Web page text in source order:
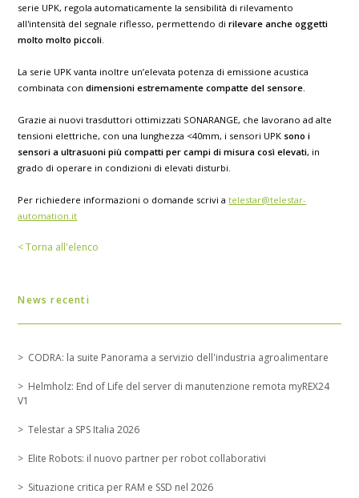
serie UPK, regola automaticamente la sensibilità di rilevamento
all'intensità del segnale riflesso, permettendo dirilevare anche oggetti
molto molto piccoli
La serie UPK vanta inoltre un’elevata potenza di emissione acustica
combinata condimensioni estremamente compatte del sensore.
Grazie ai nuovi trasduttori ottimizzati SONARANGE, che lavorano ad alte
tensioni elettriche, con una lunghezza <40mm, i sensori UPK sono i
sensori a ultrasuoni più compatti per campi di misura così elevati, in
grado di operare in condizioni di elevati disturbi.
Per richiedere informazioni o domande scrivi atelestar@telestar-
automation.it
< Torna all'elenco
News recenti
CODRA: la suite Panorama a servizio dell'industria agroalimentare
Helmholz: End of Life del server di manutenzione remota myREX24
V1
Telestar a SPS Italia 2026
Elite Robots: il nuovo partner per robot collaborativi
Situazione critica per RAM e SSD nel 2026